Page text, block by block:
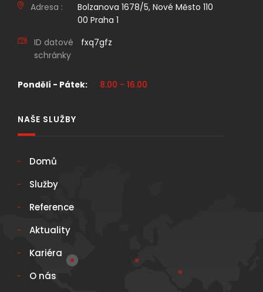
Adresa :
Bolzanova 1678/5, Nové Město 110
00 Praha 1
ID datové
schránky
fxq7gfz
Pondělí - Pátek: 8.00 - 16.00
NAŠE SLUŽBY
Domů
Služby
Reference
Aktuality
Kariéra
O nás